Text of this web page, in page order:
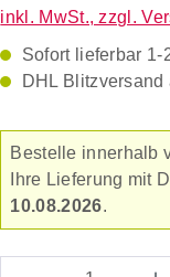
inkl. MwSt., zzgl.
Sofort lieferbar
DHL
Bestelle innerhalb
Ihre Lieferung mit
10.08.2026.
Produkt